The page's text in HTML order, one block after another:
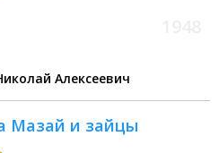
Алексеевич
Мазай и зайцы